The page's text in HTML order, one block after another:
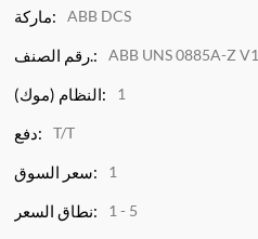
ماركة: ABB DCS
رقم الصنف.: ABB UNS 0885A-Z V1
النظام (موك): 1
دفع: T/T
سعر السوق: 1
نطاق السعر: 1 - 5